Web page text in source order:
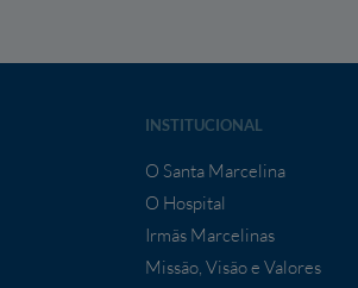
INSTITUCIONAL
O Santa Marcelina
O Hospital
Irmãs Marcelinas
Missão, Visão e Valores